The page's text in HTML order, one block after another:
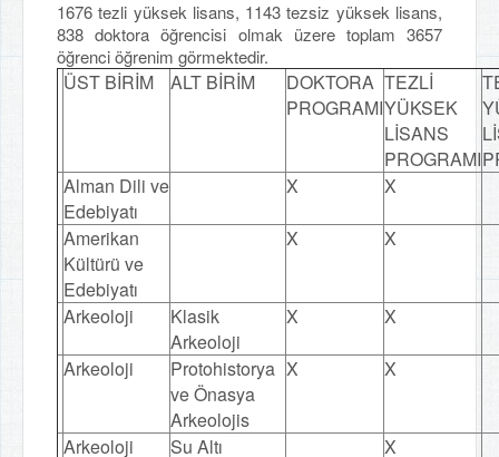
1676 tezli yüksek lisans, 1143 tezsiz yüksek lisans,
838 doktora öğrencisi olmak üzere toplam 3657
öğrenci öğrenim görmektedir.
ÜST BİRİM ALT BİRİM
DOKTORA
PROGRAMI
TEZLİ
YÜKSEK
LİSANS
PROGRAMI
Alman Dili ve
Edebiyatı
X X
Amerikan
Kültürü ve
Edebiyatı
X X
Arkeoloji
Klasik
Arkeoloji
X X
Arkeoloji
Protohistorya
ve Önasya
Arkeolojis
X X
Arkeoloji
Su Altı
X